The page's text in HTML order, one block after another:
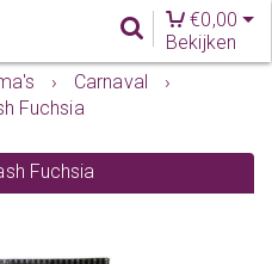
€0,00
Bekijken
› Carnaval
›
Fuchsia
Fuchsia